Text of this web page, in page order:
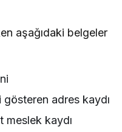
aşağıdaki belgeler
adres kaydı
meslek kaydı